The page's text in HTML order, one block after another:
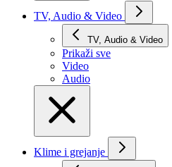
TV, Audio & Video
TV, Audio & Video
Prikaži svе
Video
Audio
Klime i grejanje